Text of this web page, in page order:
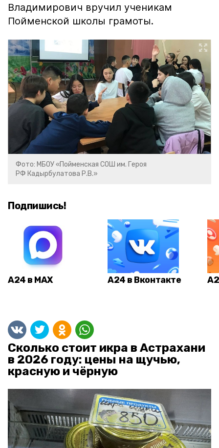
Владимирович вручил ученикам
Пойменской школы грамоты.
Фото: МБОУ «Пойменская СОШ им. Героя
РФ Кадырбулатова Р.В.»
Подпишись!
А24 в MAX А24 в Вконтакте
Сколько стоит икра в Астрахани
в 2026 году: цены на щучью,
красную и чёрную